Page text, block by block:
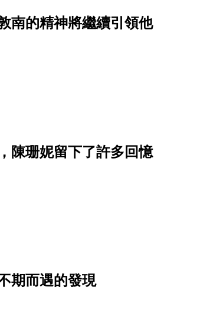
南的精神將繼續引領他
陳珊妮留下了許多回憶
期而遇的發現